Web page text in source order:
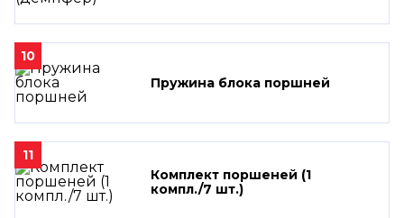
10
Пружина блока поршней
11
Комплект поршеней (1
компл./7 шт.)